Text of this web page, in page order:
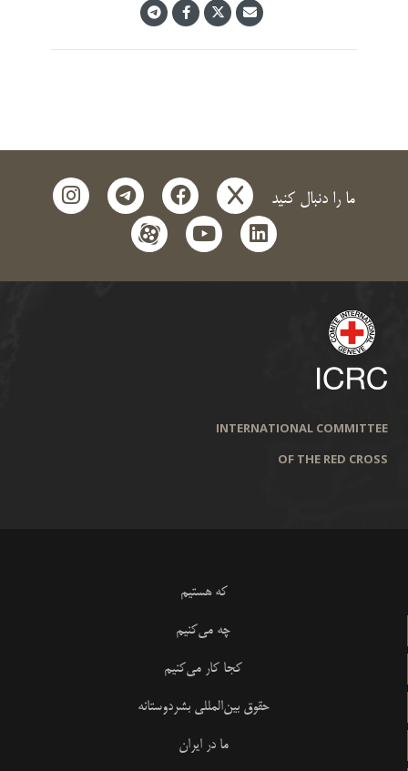
ما را دنبال کنید x
facebook
telegram
instagram
linkedin
youtube
aparat
INTERNATIONAL COMMITTEE
OF THE RED CROSS
که هستیم
چه می‌کنیم
کجا کار می‌کنیم
حقوق بین‌المللی بشردوستانه
ما در ایران